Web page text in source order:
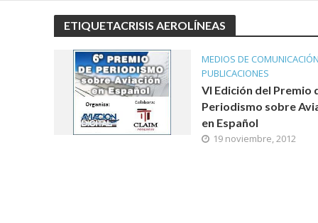
ETIQUETACRISIS AEROLÍNEAS
MEDIOS DE COMUNICACIÓN
PUBLICACIONES
VI Edición del Premio
Periodismo sobre
en Español
19 noviembre, 2012